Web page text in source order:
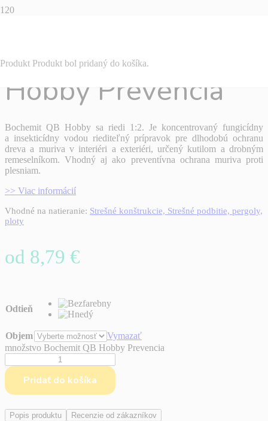
Produkt Produkt bol pridaný do košíka.
Bochemit QB
Hobby Prevencia
Bochemit QB Hobby sa riedi 1:2. Je koncentrovaný fungicídny
a insekticídny vodou riediteľný prípravok pre dlhodobú ochranu
dreva a muriva v interiéri a exteriéri, určený kutilom a drobným
remeselníkom. Vhodný aj ako preventívna ochrana muriva proti
plesniam.
>> Viac informácií
Vhodné na natieranie: Strešné konštrukcie, Strešné podbitie, pergoly,
ploty
od 8,79 €
Odtieň
Objem
Vymazať
množstvo Bochemit QB Hobby Prevencia
Pridať do košíka
Popis produktu
Recenzie od zákazníkov